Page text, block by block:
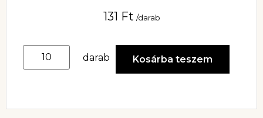
131 Ft /darab
darab Kosárba teszem